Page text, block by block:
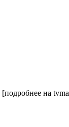
[подробнее на